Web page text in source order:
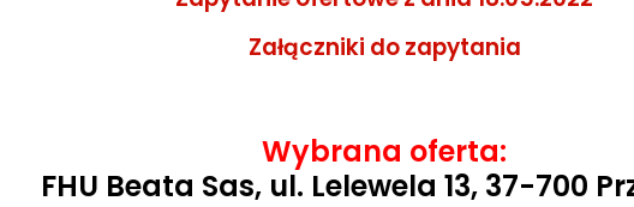
Załączniki do zapytania
Wybrana oferta:
FHU Beata Sas, ul. Lelewela 13, 37-700